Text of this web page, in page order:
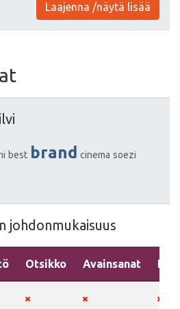
Laajenna /näytä lisää
best brand cinema soezi
johdonmukaisuus
Otsikko Avainsanat